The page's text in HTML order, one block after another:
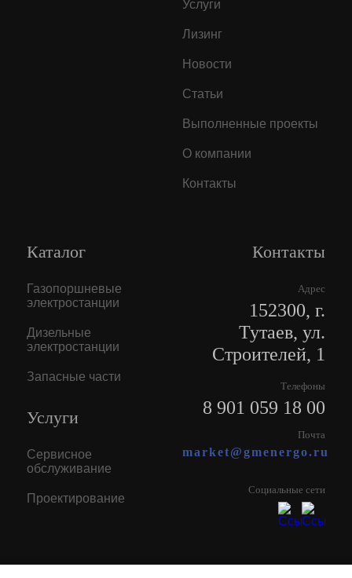
Услуги
Лизинг
Новости
Статьи
Выполненные проекты
О компании
Контакты
Каталог
Газопоршневые
электростанции
Дизельные
электростанции
Запасные части
Услуги
Сервисное
обслуживание
Проектирование
Контакты
Адрес
152300, г.
Тутаев, ул.
Строителей, 1
Телефоны
8 901 059 18 00
Почта
market@gmenergo.ru
Социальные сети